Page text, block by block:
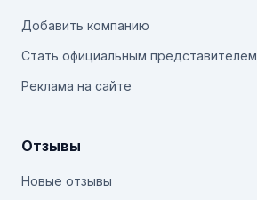
Добавить компанию
Стать официальным представителем
Реклама на сайте
Отзывы
Новые отзывы